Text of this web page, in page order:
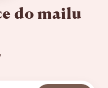
do mailu